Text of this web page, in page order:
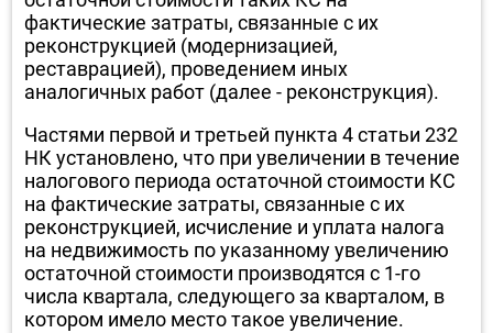
фактические затраты, связанные с их
реконструкцией (модернизацией,
реставрацией), проведением иных
аналогичных работ (далее - реконструкция).
Частями первой и третьей пункта 4 статьи 232
НК установлено, что при увеличении в течение
налогового периода остаточной стоимости КС
на фактические затраты, связанные с их
реконструкцией, исчисление и уплата налога
на недвижимость по указанному увеличению
остаточной стоимости производятся с 1-го
числа квартала, следующего за кварталом, в
котором имело место такое увеличение.